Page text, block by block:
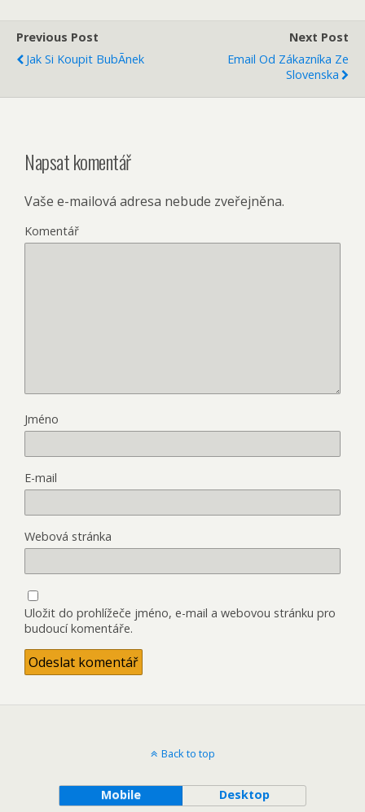
Previous Post
Jak Si Koupit BubÃ­nek
Next Post
Email Od Zákazníka Ze
Slovenska
Napsat komentář
Vaše e-mailová adresa nebude zveřejněna.
Komentář
Jméno
E-mail
Webová stránka
Uložit do prohlížeče jméno, e-mail a webovou stránku pro
budoucí komentáře.
Back to top
Mobile Desktop